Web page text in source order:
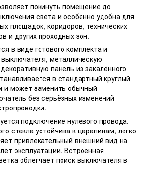
покинуть помещение до
света и особенно удобна для
площадок, коридоров, технических
и других проходных зон.
в виде готового комплекта и
металлическую
панель из закалённого
в стандартный круглый
и может заменить обычный
без серьёзных изменений
подключение нулевого провода.
стекла устойчива к царапинам, легко
привлекательный внешний вид на
эксплуатации. Встроенная
облегчает поиск выключателя в